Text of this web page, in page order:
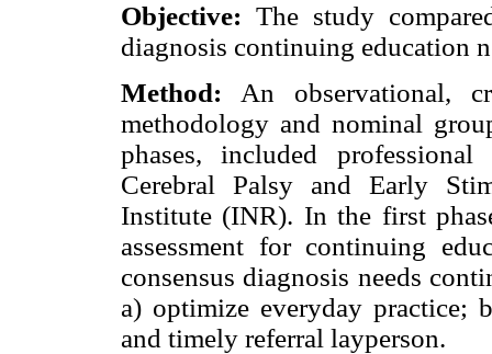
Objective: The study
diagnosis continuing education
Method: An observational,
methodology and nominal
phases, included
Cerebral Palsy and Early
Institute (INR). In the first
assessment for continuing
consensus diagnosis needs
a) optimize everyday practice;
and timely referral layperson.